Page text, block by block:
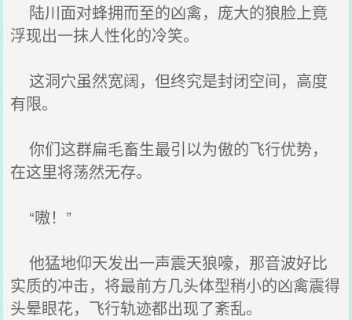
陆川面对蜂拥而至的凶禽，庞大的狼脸上竟
浮现出一抹人性化的冷笑。
这洞穴虽然宽阔，但终究是封闭空间，高度
有限。
你们这群扁毛畜生最引以为傲的飞行优势，
在这里将荡然无存。
“嗷！”
他猛地仰天发出一声震天狼嚎，那音波好比
实质的冲击，将最前方几头体型稍小的凶禽震得
头晕眼花，飞行轨迹都出现了紊乱。